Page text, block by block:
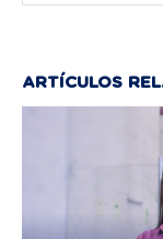
ARTÍCULOS